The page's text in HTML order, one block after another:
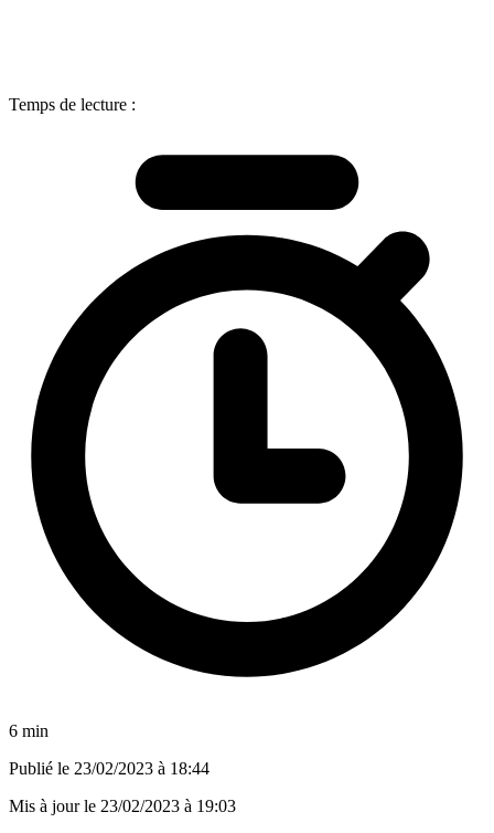
Temps de lecture :
6 min
Publié le 23/02/2023 à 18:44
Mis à jour le 23/02/2023 à 19:03